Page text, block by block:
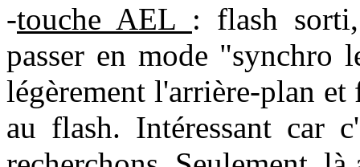
-touche AEL : flash
passer en mode "synchro
légèrement l'arrière-plan
au flash. Intéressant car